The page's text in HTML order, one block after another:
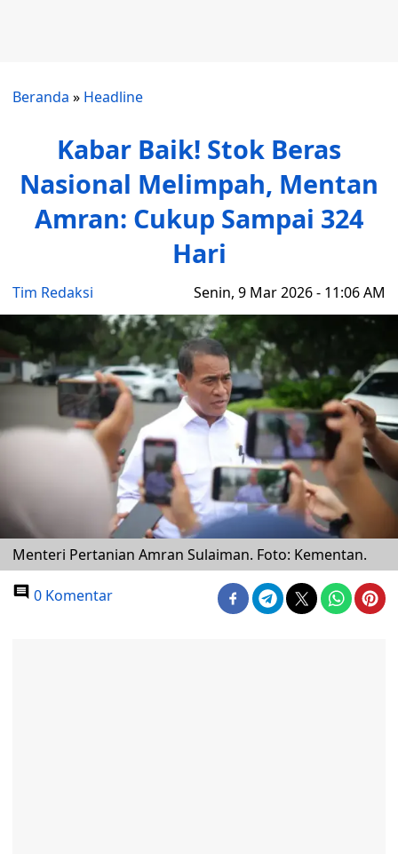
Beranda » Headline
Kabar Baik! Stok Beras
Nasional Melimpah, Mentan
Amran: Cukup Sampai 324
Hari
Tim Redaksi Senin, 9 Mar 2026 - 11:06 AM
Menteri Pertanian Amran Sulaiman. Foto: Kementan.
0 Komentar